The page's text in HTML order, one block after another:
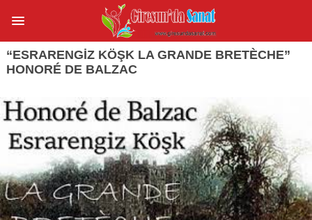
“ESRARENGIZ KÖŞK LA GRANDE BRETÈCHE”
HONORÉ DE BALZAC